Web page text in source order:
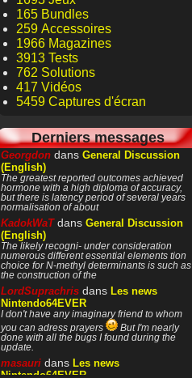
165 Bundles
259 Accessoires
1966 Magazines
3913 Tests
762 Solutions
417 Vidéos
5459 Captures d'écran
Derniers messages
Georgdon dans General Discussion
(English)
The greatest reported outcomes achieved
hormone with a high diploma of accuracy,
but there is latency period of several years
normalisation of about
KadokWaTdans General Discussion
(English)
The likely recogni- under consideration
numerous different essential elements tion
choice for N-methyl determinants is such as
the construction of the
LordSuprachris dans Les news
Nintendo64EVER
I don't have any imaginary friend to whom
you can adress prayers
But I'm nearly
done with all the bugs I found during the
update.
masauri dans Les news
Nintendo64EVER